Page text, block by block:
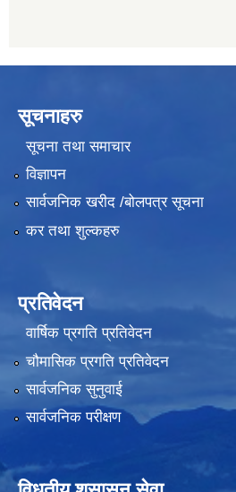
सूचनाहरु
सूचना तथा समाचार
विज्ञापन
सार्वजनिक खरीद /बोलपत्र सूचना
कर तथा शुल्कहरु
प्रतिवेदन
वार्षिक प्रगति प्रतिवेदन
चौमासिक प्रगति प्रतिवेदन
सार्वजनिक सुनुवाई
सार्वजनिक परीक्षण